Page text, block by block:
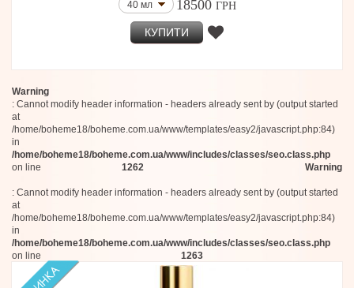
40 мл 18500 ГРН
КУПИТИ
Warning
: Cannot modify header information - headers already sent by (output started
at
/home/boheme18/boheme.com.ua/www/templates/easy2/javascript.php:84)
in
/home/boheme18/boheme.com.ua/www/includes/classes/seo.class.php
on line
1262 Warning
: Cannot modify header information - headers already sent by (output started
at
/home/boheme18/boheme.com.ua/www/templates/easy2/javascript.php:84)
in
/home/boheme18/boheme.com.ua/www/includes/classes/seo.class.php
on line
1263